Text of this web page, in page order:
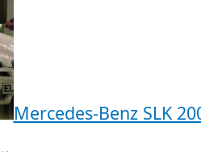
Mercedes-Benz SLK